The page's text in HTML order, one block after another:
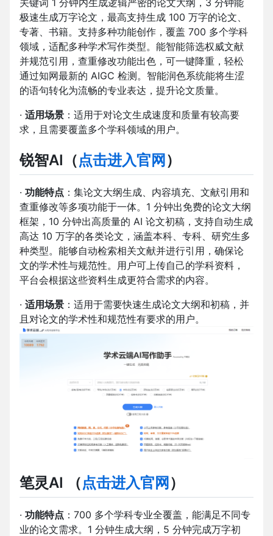
关键词 1 分钟内生成逻辑严密的论文大纲，3 分钟能
极速生成万字论文，最高支持生成 100 万字的论文、
专著、书籍。支持多种功能创作，覆盖 700 多个学科
领域，适配多种学术写作类型。能智能筛选权威文献
并规范引用，查重修改功能出色，可一键降重，轻松
通过知网最新的 AIGC 检测。智能润色系统能将生涩
的语句转化为流畅的专业表达，提升论文质量。
· 适用场景 ：适用于对论文生成速度和质量有较高要
求，且需要覆盖多个学科领域的用户。
锐智AI （点击进入官网 ）
· 功能特点 ：集论文大纲生成、内容填充、文献引用和
查重修改等多项功能于一体。1 分钟出免费的论文大纲
框架，10 分钟出高质量的 AI 论文初稿，支持自动生成
高达 10 万字的各类论文，涵盖本科、专科、研究生多
种类型。能够自动检索相关文献并进行引用，确保论
文的学术性与规范性。用户可上传自己的学科资料，
平台会根据这些资料生成更符合需求的内容。
· 适用场景 ：适用于需要快速生成论文大纲和初稿，并
且对论文的学术性和规范性有要求的用户。
笔灵AI （点击进入官网 ）
· 功能特点 ：700 多个学科专业全覆盖，能满足不同专
业的论文需求。1 分钟生成大纲，5 分钟完成万字初